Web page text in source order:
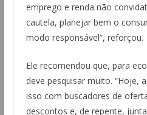
emprego e renda não
cautela, planejar bem o
modo responsável”, reforçou.
Ele recomendou que, para
deve pesquisar muito. “Hoje,
isso com buscadores de
descontos e, de repente,